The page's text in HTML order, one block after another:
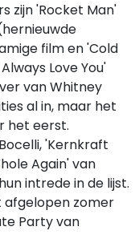
zijn 'Rocket Man'
film en 'Cold
Love You'
van Whitney
al in, maar het
het eerst.
'Kernkraft
Again' van
intrede in de lijst.
zomer
Party van